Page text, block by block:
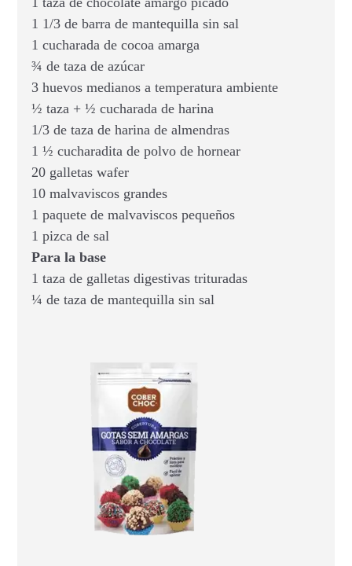
1 1/3 de barra de mantequilla sin sal
1 cucharada de cocoa amarga
¾ de taza de azúcar
3 huevos medianos a temperatura ambiente
½ taza + ½ cucharada de harina
1/3 de taza de harina de almendras
1 ½ cucharadita de polvo de hornear
20 galletas wafer
10 malvaviscos grandes
1 paquete de malvaviscos pequeños
1 pizca de sal
Para la base
1 taza de galletas digestivas trituradas
¼ de taza de mantequilla sin sal